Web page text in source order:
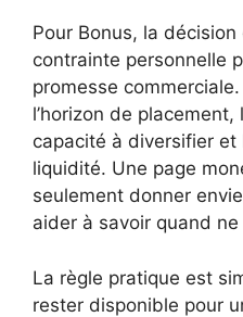
Pour Bonus, la
contrainte personnelle
promesse
l’horizon de
capacité à diversifier et
liquidité. Une page
seulement donner
aider à savoir quand ne
La règle pratique est
rester disponible pour